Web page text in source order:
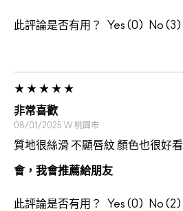
此評論是否有用？ 0 3
非常喜歡
08/01/2025 W 桃園市
質地很絲滑 不顯唇紋 顏色也很好看
會，我會推薦給朋友
此評論是否有用？ 0 2